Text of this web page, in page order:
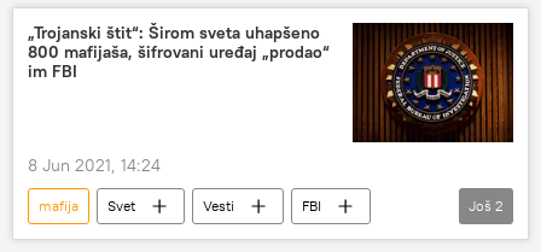
Aleksandar Vučić
„Trojanski štit“: Širom sveta uhapšeno
800 mafijaša, šifrovani uređaj „prodao“
im FBI
8 Jun 2021, 14:24
mafija Svet Vesti
FBI
organizovani kriminal
Europol
Još 2